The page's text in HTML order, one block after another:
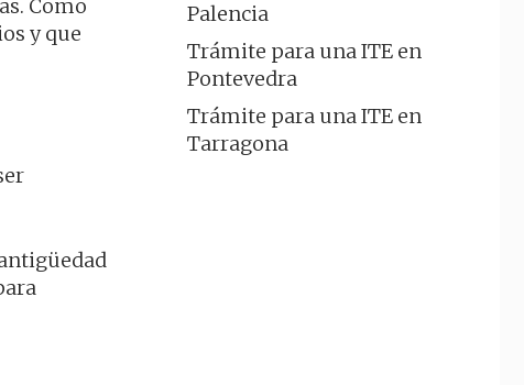
Como
y que
Palencia
Trámite para una ITE en
Pontevedra
Trámite para una ITE en
Tarragona